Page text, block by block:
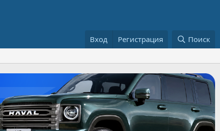
Вход Регистрация Поиск